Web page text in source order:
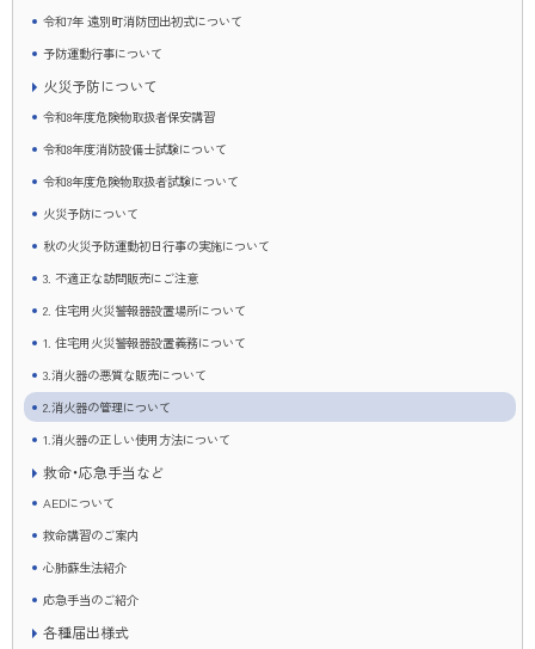
令和7年 遠別町消防団出初式について
予防運動行事について
火災予防について
令和8年度危険物取扱者保安講習
令和8年度消防設備士試験について
令和8年度危険物取扱者試験について
火災予防について
秋の火災予防運動初日行事の実施について
3. 不適正な訪問販売にご注意
2. 住宅用火災警報器設置場所について
1. 住宅用火災警報器設置義務について
3.消火器の悪質な販売について
2.消火器の管理について
1.消火器の正しい使用方法について
救命・応急手当など
AEDについて
救命講習のご案内
心肺蘇生法紹介
応急手当のご紹介
各種届出様式